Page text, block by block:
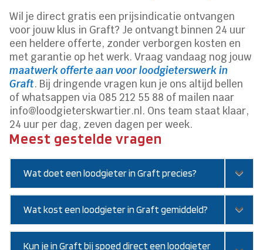
Wil je direct gratis een prijsindicatie ontvangen
voor jouw klus in Graft? Je ontvangt binnen 24 uur
een heldere offerte, zonder verborgen kosten en
met garantie op het werk.​ Vraag vandaag nog jouw
maatwerk offerte aan voor loodgieterswerk in
Graft.​ Bij dringende vragen kun je ons altijd bellen
of whatsappen via 085 212 55 88 of mailen naar
info@loodgieterskwartier.​nl.​ Ons team staat klaar,
24 uur per dag, zeven dagen per week.​
Meest gestelde vragen
Wat doet een loodgieter in Graft precies?
Wat kost een loodgieter in Graft gemiddeld?
Kun je in Graft bij spoed direct een loodgieter